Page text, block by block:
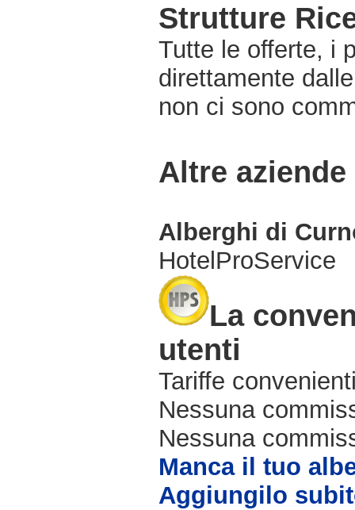
Strutture
Tutte le offerte, i
direttamente
non ci sono
Altre
Alberghi di
HotelProService
La
utenti
Tariffe
Nessuna
Nessuna
Manca il tuo
Aggiungilo